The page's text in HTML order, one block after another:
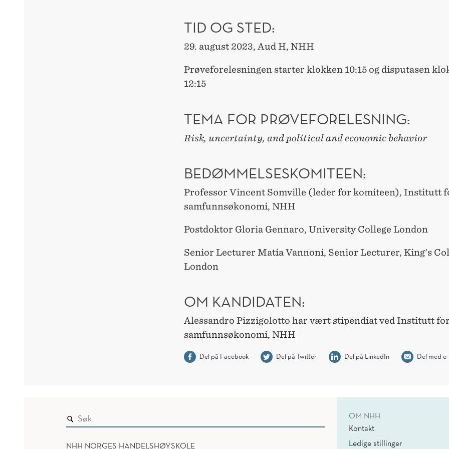
TID OG STED:
29. august 2023, Aud H, NHH
Prøveforelesningen starter klokken 10:15 og disputasen
12:15
TEMA FOR PRØVEFORELESNING:
Risk, uncertainty, and political and economic behavior
BEDØMMELSESKOMITEEN:
Professor Vincent Somville (leder for komiteen), Institutt
samfunnsøkonomi, NHH
Postdoktor Gloria Gennaro, University College London
Senior Lecturer Matia Vannoni, Senior Lecturer, King's
London
OM KANDIDATEN:
Alessandro Pizzigolotto har vært stipendiat ved Institutt for
samfunnsøkonomi, NHH
Del på Facebook Del på Twitter Del på LinkedIn Del med
NHH NORGES HANDELSHØYSKOLE
OM NHH
Kontakt
Ledige stillinger